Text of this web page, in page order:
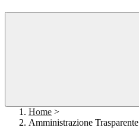
Home >
Amministrazione Trasparente